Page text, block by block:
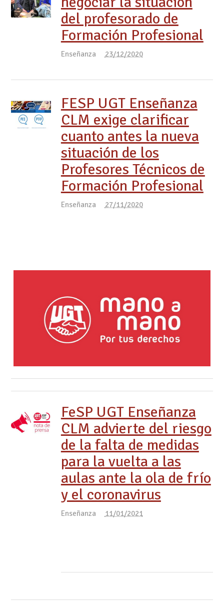
del profesorado de
Formación Profesional
Enseñanza 23/12/2020
FESP UGT Enseñanza
CLM exige clarificar
cuanto antes la nueva
situación de los
Profesores Técnicos de
Formación Profesional
Enseñanza 27/11/2020
FeSP UGT Enseñanza
CLM advierte del riesgo
de la falta de medidas
para la vuelta a las
aulas ante la ola de frío
y el coronavirus
Enseñanza 11/01/2021